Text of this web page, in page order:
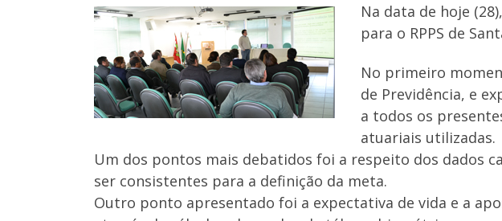
Na data de hoje
para o RPPS de
No primeiro
de Previdência, e
a todos os
atuariais utilizadas.
Um dos pontos mais debatidos foi a respeito dos dados
ser consistentes para a definição da meta.
Outro ponto apresentado foi a expectativa de vida e a